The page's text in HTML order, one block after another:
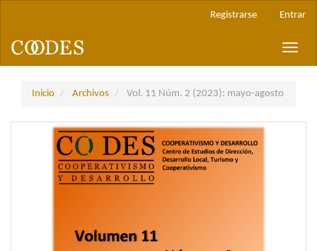
principal
Barra
Registrarse Entrar
Toggle
Inicio Archivos Vol. 11 Núm. 2 (2023): mayo-agosto